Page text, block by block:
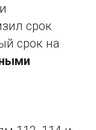
срок
срок на